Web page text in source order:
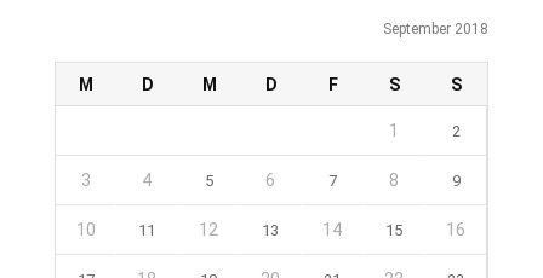
September 2018
M D M D F S S
1 2
3 4 5 6 7 8 9
10 11 12 13 14 15 16